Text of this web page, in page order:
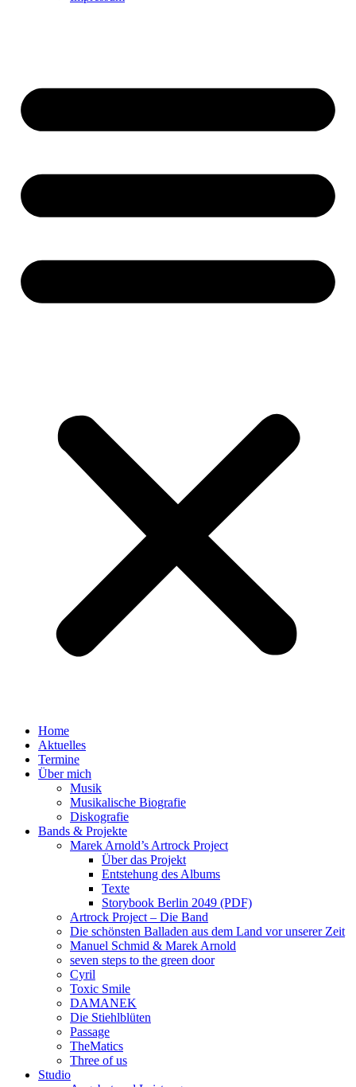
Home
Aktuelles
Termine
Über mich
Musik
Musikalische Biografie
Diskografie
Bands & Projekte
Marek Arnold’s Artrock Project
Über das Projekt
Entstehung des Albums
Texte
Storybook Berlin 2049 (PDF)
Artrock Project – Die Band
Die schönsten Balladen aus dem Land vor unserer Zeit
Manuel Schmid & Marek Arnold
seven steps to the green door
Cyril
Toxic Smile
DAMANEK
Die Stiehlblüten
Passage
TheMatics
Three of us
Studio